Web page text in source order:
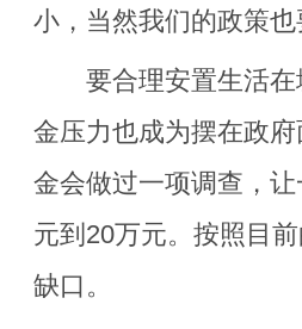
小，当然我们的政策也
要合理安置生活在
金压力也成为摆在政
金会做过一项调查，
元到20万元。按照目
缺口。